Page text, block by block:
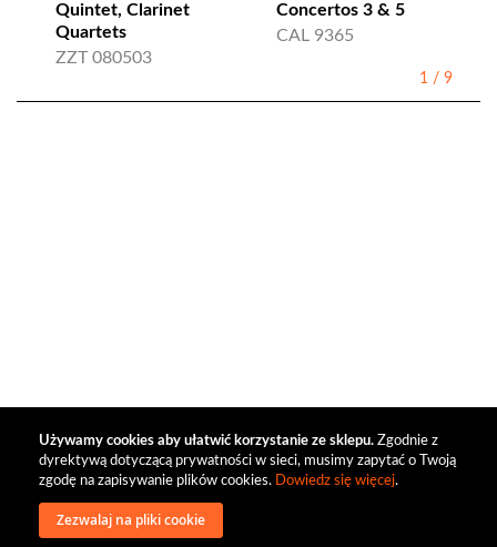
Używamy cookies aby ułatwić korzystanie ze sklepu. Zgodnie z
dyrektywą dotyczącą prywatności w sieci, musimy zapytać o Twoją
zgodę na zapisywanie plików cookies. Dowiedz się więcej.
Zezwalaj na pliki cookie
Quintet, Clarinet
Quartets
ZZT 080503
Concertos 3 & 5
CAL 9365
1 / 9